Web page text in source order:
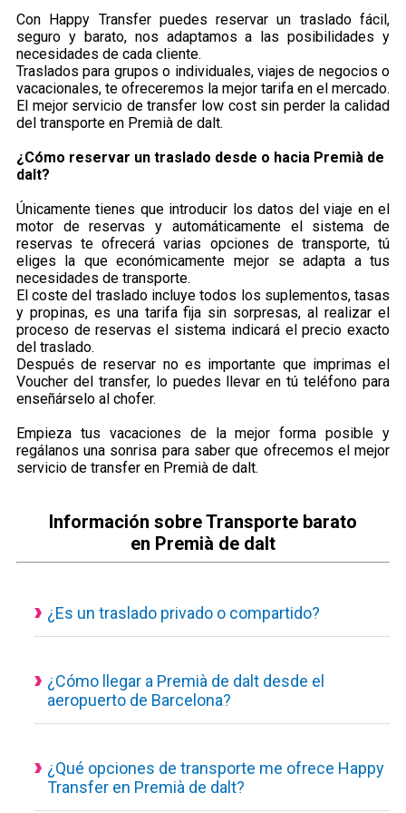
Con Happy Transfer puedes reservar un traslado fácil,
seguro y barato, nos adaptamos a las posibilidades y
necesidades de cada cliente.
Traslados para grupos o individuales, viajes de negocios o
vacacionales, te ofreceremos la mejor tarifa en el mercado.
El mejor servicio de transfer low cost sin perder la calidad
del transporte en Premià de dalt.
¿Cómo reservar un traslado desde o hacia Premià de
dalt?
Únicamente tienes que introducir los datos del viaje en el
motor de reservas y automáticamente el sistema de
reservas te ofrecerá varias opciones de transporte, tú
eliges la que económicamente mejor se adapta a tus
necesidades de transporte.
El coste del traslado incluye todos los suplementos, tasas
y propinas, es una tarifa fija sin sorpresas, al realizar el
proceso de reservas el sistema indicará el precio exacto
del traslado.
Después de reservar no es importante que imprimas el
Voucher del transfer, lo puedes llevar en tú teléfono para
enseñárselo al chofer.
Empieza tus vacaciones de la mejor forma posible y
regálanos una sonrisa para saber que ofrecemos el mejor
servicio de transfer en Premià de dalt.
Información sobre Transporte barato
en Premià de dalt
¿Es un traslado privado o compartido?
Todos nuestros servicios de transporte disponibles son
el vehículo es de uso exclusivo para ti y tus acompañantes.
¿Cómo llegar a Premià de dalt desde el
aeropuerto de Barcelona?
Traslado desde el aeropuerto a Premià de dalt con un servicio
reservas el tiempo estimado del trayecto, los kilómetros hasta
tú destino y el precio final a pagar.
Conoceras el coste del traslado desde el minuto uno, sin
¿Qué opciones de transporte me ofrece Happy
Transfer en Premià de dalt?
1. Taxi privado